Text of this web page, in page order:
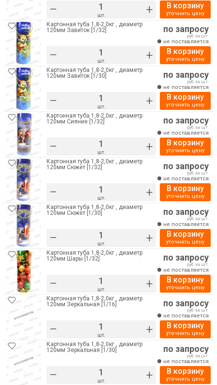
– шт. + В корзину
уточнить цену
Картонная туба 1,8-2,0кг , диаметр
120мм Завиток [1/32]
– шт. +
по запросу
руб. за шт.
не поставляется
В корзину
уточнить цену
Картонная туба 1,8-2,0кг , диаметр
120мм Завиток [1/30]
– шт. +
по запросу
руб. за шт.
не поставляется
В корзину
уточнить цену
Картонная туба 1,8-2,0кг , диаметр
120мм Сияние [1/32]
– шт. +
по запросу
руб. за шт.
не поставляется
В корзину
уточнить цену
Картонная туба 1,8-2,0кг , диаметр
120мм Сюжет [1/32]
– шт. +
по запросу
руб. за шт.
не поставляется
В корзину
уточнить цену
Картонная туба 1,8-2,0кг , диаметр
120мм Сюжет [1/30]
– шт. +
по запросу
руб. за шт.
не поставляется
В корзину
уточнить цену
Картонная туба 1,8-2,0кг , диаметр
120мм Шары [1/32]
– шт. +
по запросу
руб. за шт.
не поставляется
В корзину
уточнить цену
Картонная туба 1,8-2,0кг , диаметр
120мм Зеркальная [1/16]
– шт. +
по запросу
руб. за шт.
не поставляется
В корзину
уточнить цену
Картонная туба 1,8-2,0кг , диаметр
120мм Зеркальная [1/30]
– шт. +
по запросу
руб. за шт.
не поставляется
В корзину
уточнить цену